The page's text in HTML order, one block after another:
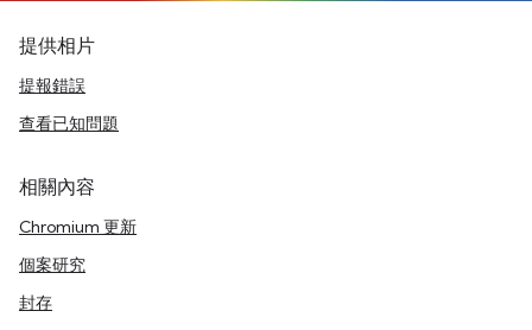
提供相片
提報錯誤
查看已知問題
相關內容
Chromium 更新
個案研究
封存